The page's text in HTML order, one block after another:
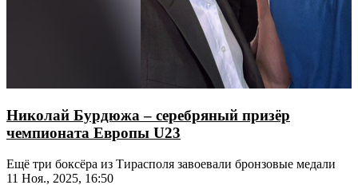
Николай Бурдюжа – серебряный призёр
чемпионата Европы U23
Ещё три боксёра из Тирасполя завоевали бронзовые медали
11 Ноя., 2025, 16:50